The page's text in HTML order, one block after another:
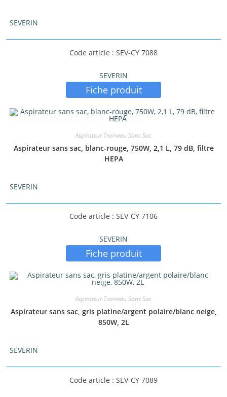
SEVERIN
Code article : SEV-CY 7088
SEVERIN
Fiche produit
Aspirateur Traineau Sans Sac
Aspirateur sans sac, blanc-rouge, 750W, 2,1 L, 79 dB, filtre
HEPA
SEVERIN
Code article : SEV-CY 7106
SEVERIN
Fiche produit
Aspirateur Traineau Sans Sac
Aspirateur sans sac, gris platine/argent polaire/blanc neige,
850W, 2L
SEVERIN
Code article : SEV-CY 7089